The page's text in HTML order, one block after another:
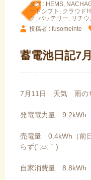
タグ : HEMS,
ートシフト , クラウド
ク, バッテリー, リチ
投稿者 : fusomeinte
蓄電池日記7
7月11日 天気 雨の
発電電力量 9.2kWh
売電量 0.4kWh（前
らず(´;ω;｀)
自家消費量 8.8kWh